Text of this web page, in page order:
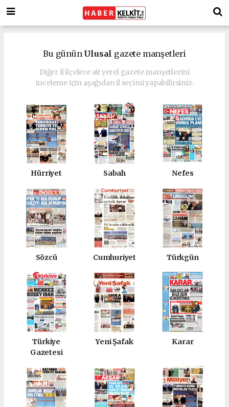
Bu günün Ulusal gazete manşetleri
Diğer il ilçelere ait yerel gazete manşetlerini
inceleme için aşağıdan il seçimi yapabilirsiniz.
Hürriyet Sabah Nefes
Sözcü Cumhuriyet Türkgün
Türkiye
Gazetesi
Yeni Şafak Karar